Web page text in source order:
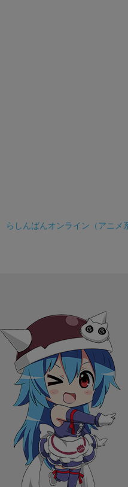
らしんばんオンライン（アニメ